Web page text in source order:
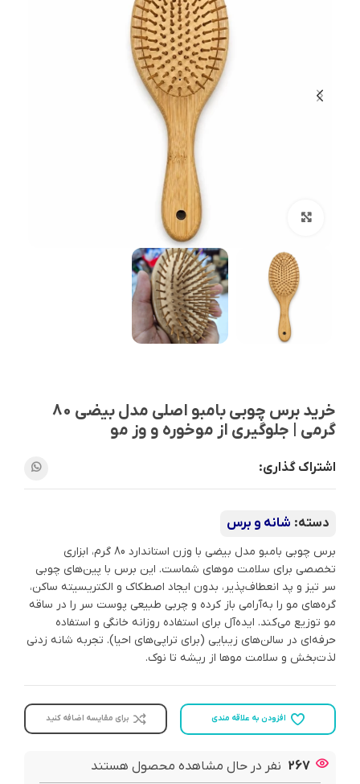
خرید برس چوبی بامبو اصلی مدل بیضی 80
گرمی | جلوگیری از موخوره و وز مو
اشتراک گذاری:
دسته: شانه و برس
برس چوبی بامبو مدل بیضی با وزن استاندارد 80 گرم، ابزاری
تخصصی برای سلامت موهای شماست. این برس با پین‌های چوبی
سر تیز و پد انعطاف‌پذیر، بدون ایجاد اصطکاک و الکتریسیته ساکن،
گره‌های مو را به‌آرامی باز کرده و چربی طبیعی پوست سر را در ساقه
مو توزیع می‌کند. ایده‌آل برای استفاده روزانه خانگی و استفاده
حرفه‌ای در سالن‌های زیبایی (برای تراپی‌های احیا). تجربه شانه زدنی
لذت‌بخش و سلامت موها از ریشه تا نوک.
افزودن به علاقه مندی برای مقایسه اضافه کنید
267 نفر در حال مشاهده محصول هستند